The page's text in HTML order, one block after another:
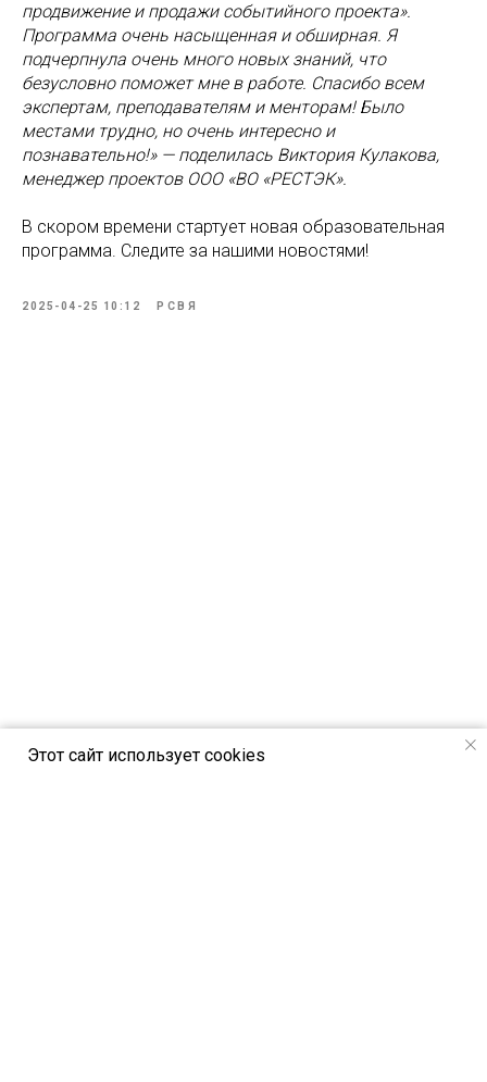
продвижение и продажи событийного проекта».
Программа очень насыщенная и обширная. Я
подчерпнула очень много новых знаний, что
безусловно поможет мне в работе. Спасибо всем
экспертам, преподавателям и менторам! Было
местами трудно, но очень интересно и
познавательно!» — поделилась Виктория Кулакова,
менеджер проектов ООО «ВО «РЕСТЭК».
В скором времени стартует новая образовательная
программа. Следите за нашими новостями!
2025-04-25 10:12 РСВЯ
Этот сайт использует cookies